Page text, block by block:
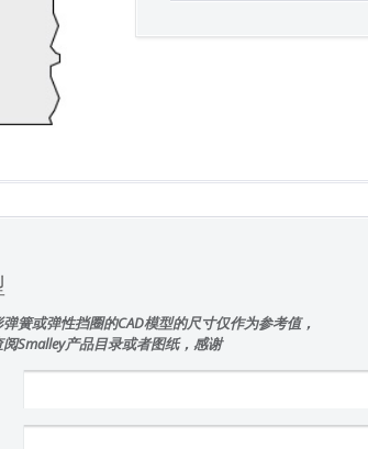
或弹性挡圈的CAD模型的尺寸仅作为参考值，
产品目录或者图纸，感谢